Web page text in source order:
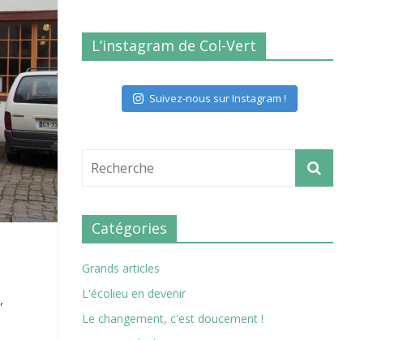
,
L’instagram de Col-Vert
Suivez-nous sur Instagram !
Catégories
Grands articles
L'écolieu en devenir
Le changement, c'est doucement !